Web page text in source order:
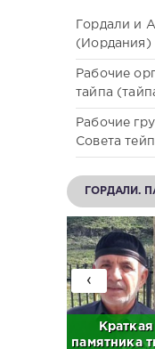
Гордали и
(Иордания)
Рабочие
тайпа
Рабочие
Совета
ГОРДАЛИ.
памятника
‹